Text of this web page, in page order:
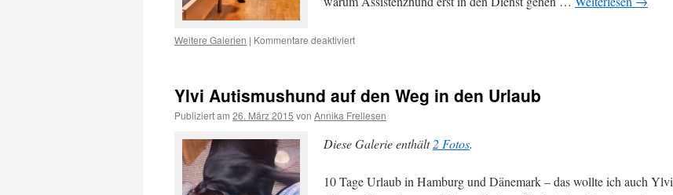
Weitere Galerien | Kommentare deaktiviert
Dänemark
Ylvi Autismushund auf den Weg in den Urlaub
Publiziert am 26. März 2015 von Annika Frellesen
Diese Galerie enthält2 Fotos.
10 Tage Urlaub in Hamburg und Dänemark – das wollte ich auch Ylvi